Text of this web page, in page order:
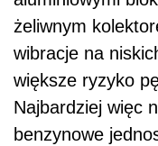
żeliwnym
wibracje na
większe ryzyko
Najbardziej więc
benzynowe